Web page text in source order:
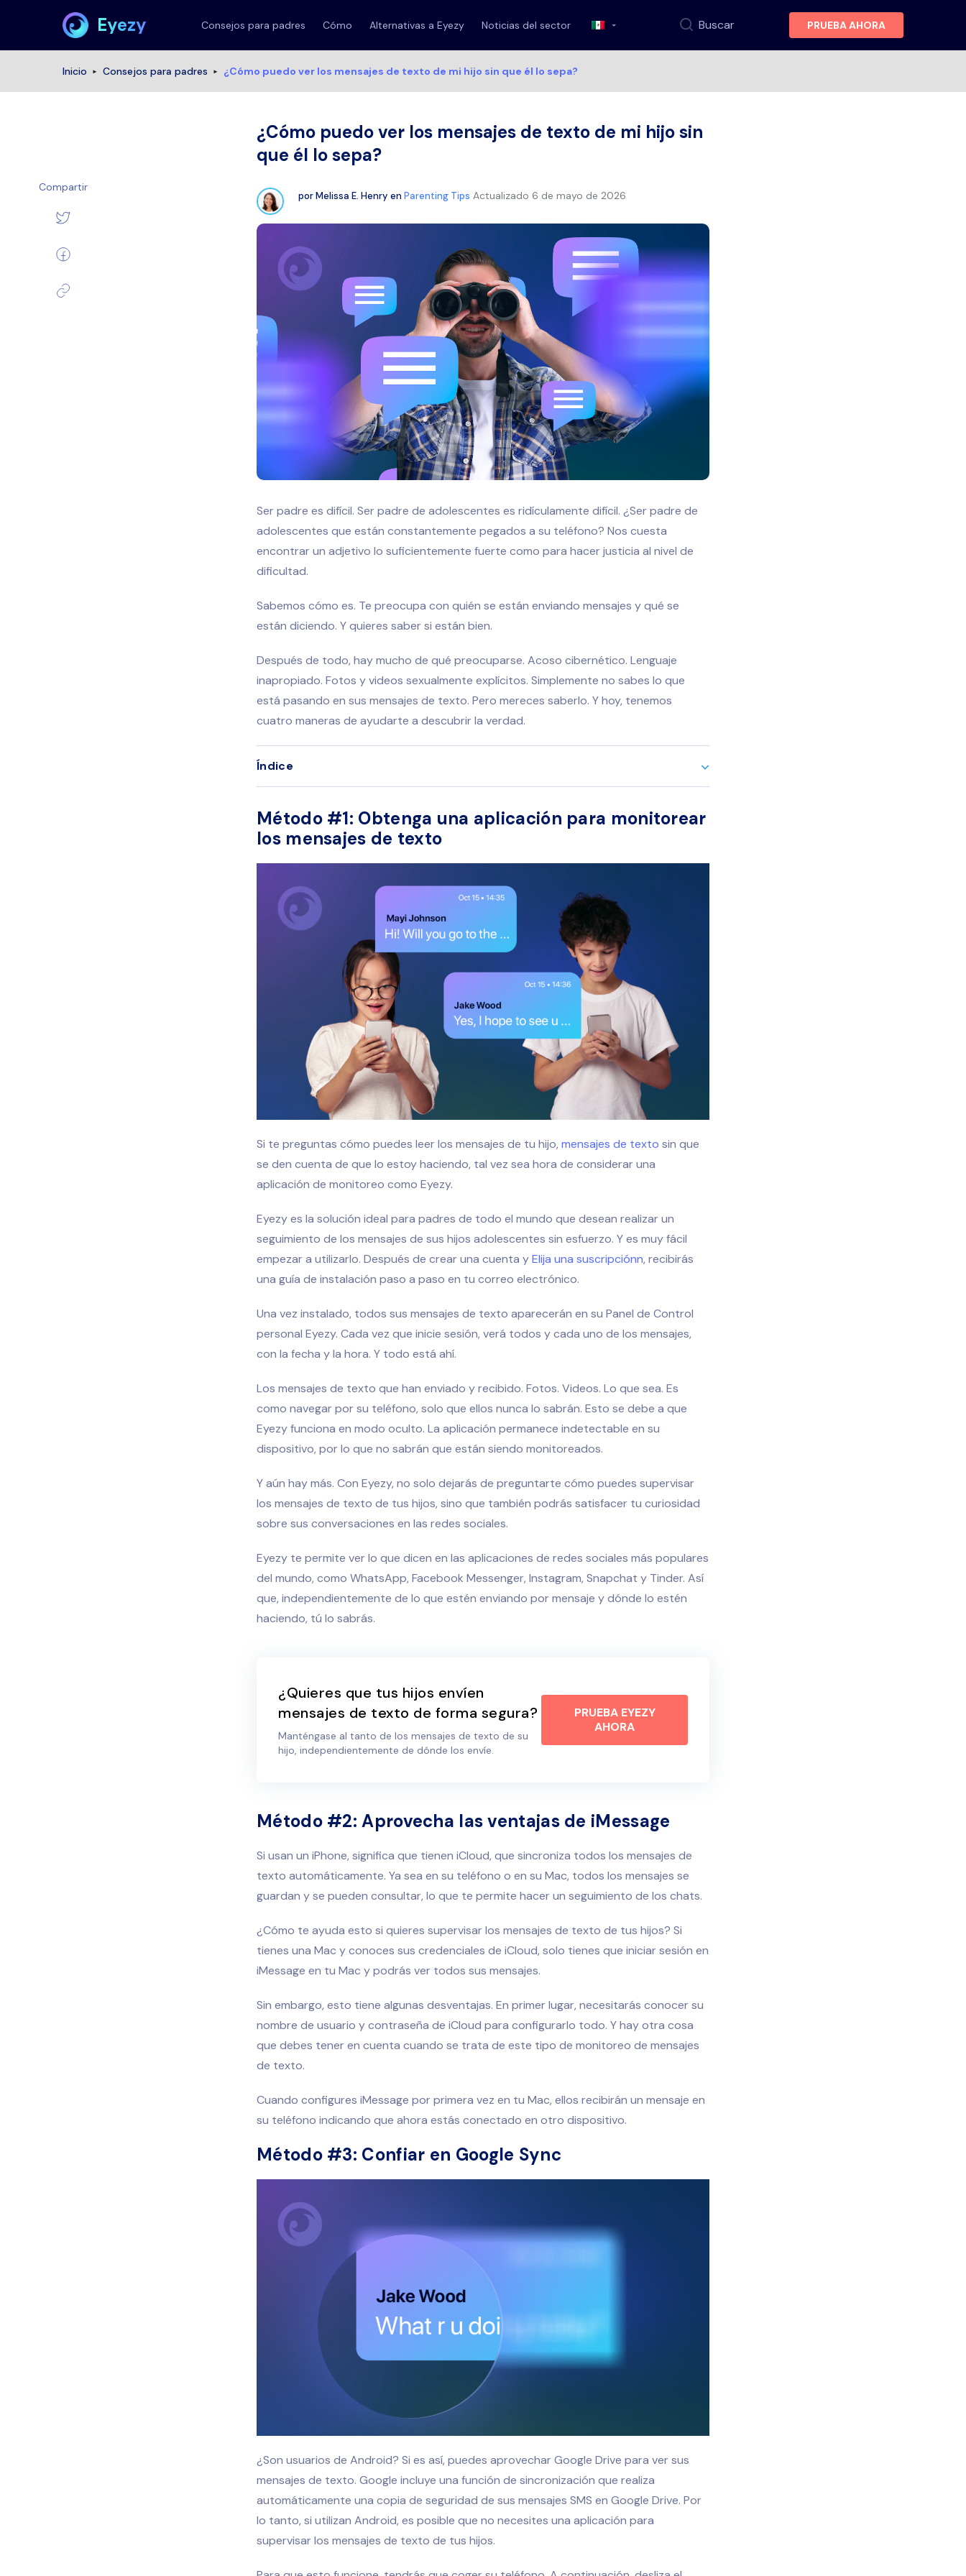
Eyezy Consejos para padres Cómo Alternativas a Eyezy Noticias del sector Buscar PRUEBA AHORA
Inicio Consejos para padres ¿Cómo puedo ver los mensajes de texto de mi hijo sin que él lo sepa?
¿Cómo puedo ver los mensajes de texto de mi hijo sin
que él lo sepa?
porMelissa E. Henry en Parenting Tips Actualizado 6 de mayo de 2026
Ser padre es difícil. Ser padre de adolescentes es ridículamente difícil. ¿Ser padre de
adolescentes que están constantemente pegados a su teléfono? Nos cuesta
encontrar un adjetivo lo suficientemente fuerte como para hacer justicia al nivel de
dificultad.
Sabemos cómo es. Te preocupa con quién se están enviando mensajes y qué se
están diciendo. Y quieres saber si están bien.
Después de todo, hay mucho de qué preocuparse. Acoso cibernético. Lenguaje
inapropiado. Fotos y videos sexualmente explícitos. Simplemente no sabes lo que
está pasando en sus mensajes de texto. Pero mereces saberlo. Y hoy, tenemos
cuatro maneras de ayudarte a descubrir la verdad.
Índice
Método #1: Obtenga una aplicación para monitorear
los mensajes de texto
Si te preguntas cómo puedes leer los mensajes de tu hijo, mensajes de texto sin que
se den cuenta de que lo estoy haciendo, tal vez sea hora de considerar una
aplicación de monitoreo como Eyezy.
Eyezy es la solución ideal para padres de todo el mundo que desean realizar un
seguimiento de los mensajes de sus hijos adolescentes sin esfuerzo. Y es muy fácil
empezar a utilizarlo. Después de crear una cuenta yElija una suscripciónn, recibirás
una guía de instalación paso a paso en tu correo electrónico.
Una vez instalado, todos sus mensajes de texto aparecerán en su Panel de Control
personal Eyezy. Cada vez que inicie sesión, verá todos y cada uno de los mensajes,
con la fecha y la hora. Y todo está ahí.
Los mensajes de texto que han enviado y recibido. Fotos. Videos. Lo que sea. Es
como navegar por su teléfono, solo que ellos nunca lo sabrán. Esto se debe a que
Eyezy funciona en modo oculto. La aplicación permanece indetectable en su
dispositivo, por lo que no sabrán que están siendo monitoreados.
Y aún hay más. Con Eyezy, no solo dejarás de preguntarte cómo puedes supervisar
los mensajes de texto de tus hijos, sino que también podrás satisfacer tu curiosidad
sobre sus conversaciones en las redes sociales.
Eyezy te permite ver lo que dicen en las aplicaciones de redes sociales más populares
del mundo, como WhatsApp, Facebook Messenger, Instagram, Snapchat y Tinder. Así
que, independientemente de lo que estén enviando por mensaje y dónde lo estén
haciendo, tú lo sabrás.
¿Quieres que tus hijos envíen
mensajes de texto de forma segura?
Manténgase al tanto de los mensajes de texto de su
hijo, independientemente de dónde los envíe.
PRUEBA EYEZY
AHORA
Método #2: Aprovecha las ventajas de iMessage
Si usan un iPhone, significa que tienen iCloud, que sincroniza todos los mensajes de
texto automáticamente. Ya sea en su teléfono o en su Mac, todos los mensajes se
guardan y se pueden consultar, lo que te permite hacer un seguimiento de los chats.
¿Cómo te ayuda esto si quieres supervisar los mensajes de texto de tus hijos? Si
tienes una Mac y conoces sus credenciales de iCloud, solo tienes que iniciar sesión en
iMessage en tu Mac y podrás ver todos sus mensajes.
Sin embargo, esto tiene algunas desventajas. En primer lugar, necesitarás conocer su
nombre de usuario y contraseña de iCloud para configurarlo todo. Y hay otra cosa
que debes tener en cuenta cuando se trata de este tipo de monitoreo de mensajes
de texto.
Cuando configures iMessage por primera vez en tu Mac, ellos recibirán un mensaje en
su teléfono indicando que ahora estás conectado en otro dispositivo.
Método #3: Confiar en Google Sync
¿Son usuarios de Android? Si es así, puedes aprovechar Google Drive para ver sus
mensajes de texto. Google incluye una función de sincronización que realiza
automáticamente una copia de seguridad de sus mensajes SMS en Google Drive. Por
lo tanto, si utilizan Android, es posible que no necesites una aplicación para
supervisar los mensajes de texto de tus hijos.
Compartir